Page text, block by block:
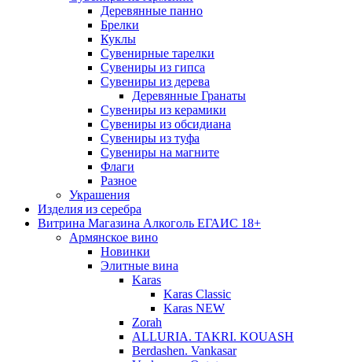
Деревянные панно
Брелки
Куклы
Сувенирные тарелки
Сувениры из гипса
Сувениры из дерева
Деревянные Гранаты
Сувениры из керамики
Сувениры из обсидиана
Сувениры из туфа
Сувениры на магните
Флаги
Разное
Украшения
Изделия из серебра
Витрина Магазина Алкоголь ЕГАИС 18+
Армянское вино
Новинки
Элитные вина
Karas
Karas Classic
Karas NEW
Zorah
ALLURIA. TAKRI. KOUASH
Berdashen. Vankasar